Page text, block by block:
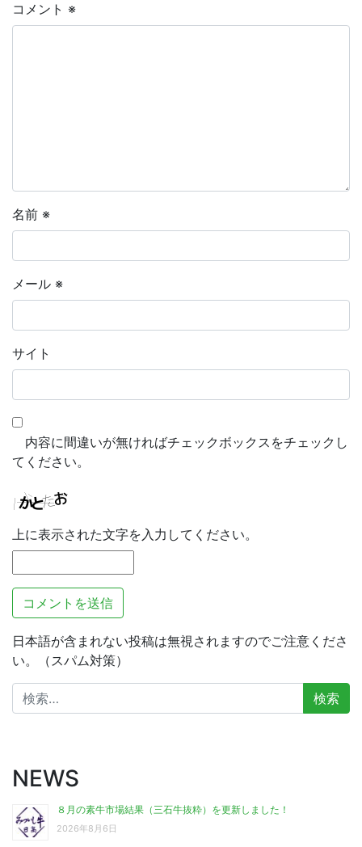
コメント ※
名前 ※
メール ※
サイト
内容に間違いが無ければチェックボックスをチェックし
てください。
上に表示された文字を入力してください。
日本語が含まれない投稿は無視されますのでご注意くださ
い。（スパム対策）
検
索:
NEWS
８月の素牛市場結果（三石牛抜粋）を更新しました！
2026年8月6日